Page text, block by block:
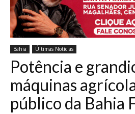
Bahia Últimas Notícias
Potência e
máquinas
público da Bahia